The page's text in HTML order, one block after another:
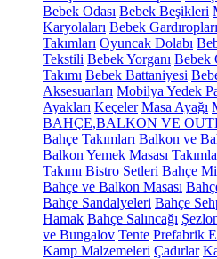
Bebek Odası Bebek Beşikleri
Karyolaları Bebek Gardıropları
Takımları Oyuncak Dolabı
Tekstili Bebek Yorganı Bebek
Takımı Bebek Battaniyesi
Aksesuarları Mobilya Yedek
Ayakları Keçeler Masa Ayağı
BAHÇE,BALKON VE
Bahçe Takımları Balkon ve
Balkon Yemek Masası
Takımı Bistro Setleri Bahçe
Bahçe ve Balkon Masası
Bahçe Sandalyeleri Bahçe
Hamak Bahçe Salıncağı
ve Bungalov Tente Prefabrik
Kamp Malzemeleri Çadırlar